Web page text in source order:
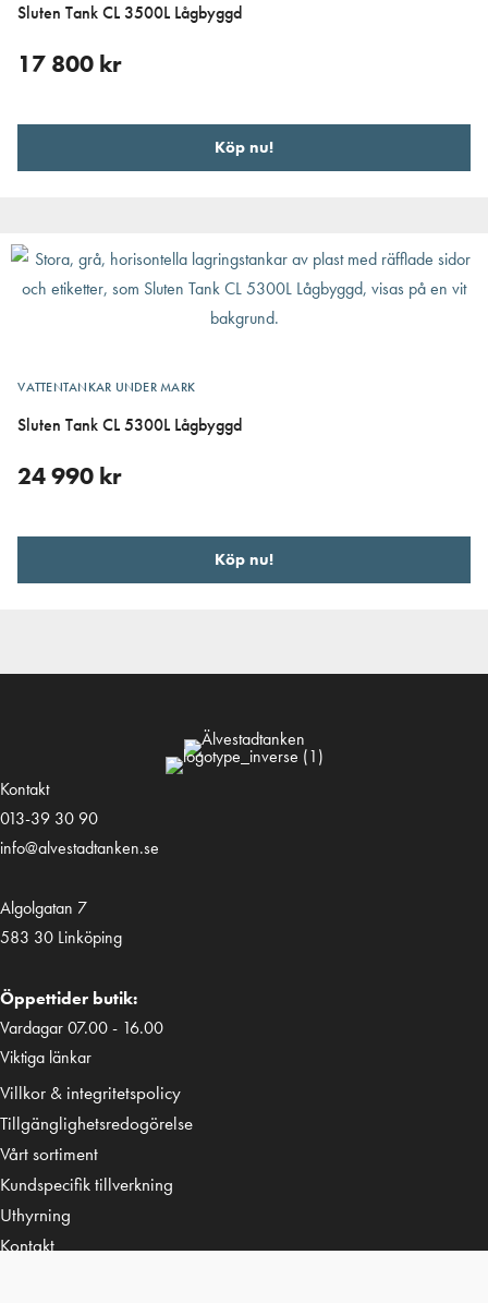
Sluten Tank CL 3500L Lågbyggd
17 800 kr
Köp nu!
VATTENTANKAR UNDER MARK
Sluten Tank CL 5300L Lågbyggd
24 990 kr
Köp nu!
Kontakt
013-39 30 90
info@alvestadtanken.se
Algolgatan 7
583 30 Linköping
Öppettider butik:
Vardagar 07.00 - 16.00
Viktiga länkar
Villkor & integritetspolicy
Tillgänglighetsredogörelse
Vårt sortiment
Kundspecifik tillverkning
Uthyrning
Kontakt